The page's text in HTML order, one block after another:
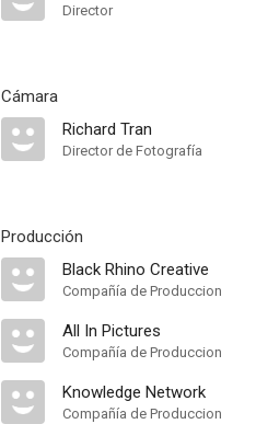
Director
Cámara
Richard Tran
Director de Fotografía
Producción
Black Rhino Creative
Compañía de Produccion
All In Pictures
Compañía de Produccion
Knowledge Network
Compañía de Produccion